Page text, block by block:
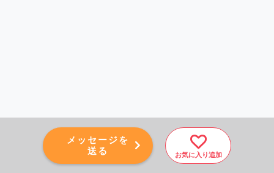
メッセージを
送る
お気に入り追加